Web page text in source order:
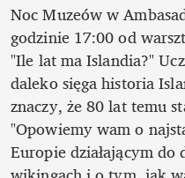
Noc Muzeów w
godzinie 17:00 od
"Ile lat ma Islandia?"
daleko sięga historia
znaczy, że 80 lat temu
"Opowiemy wam o
Europie działającym